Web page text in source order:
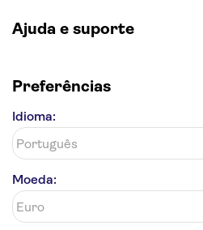
Ajuda e suporte
Preferências
Idioma:
Moeda: